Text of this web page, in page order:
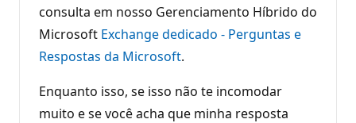
consulta em nosso Gerenciamento Híbrido do
Microsoft Exchange dedicado - Perguntas e
Respostas da Microsoft.
Enquanto isso, se isso não te incomodar
muito e se você acha que minha resposta